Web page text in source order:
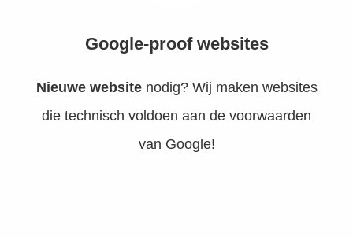
Google-proof websites
Nieuwe website nodig? Wij maken websites
die technisch voldoen aan de voorwaarden
van Google!